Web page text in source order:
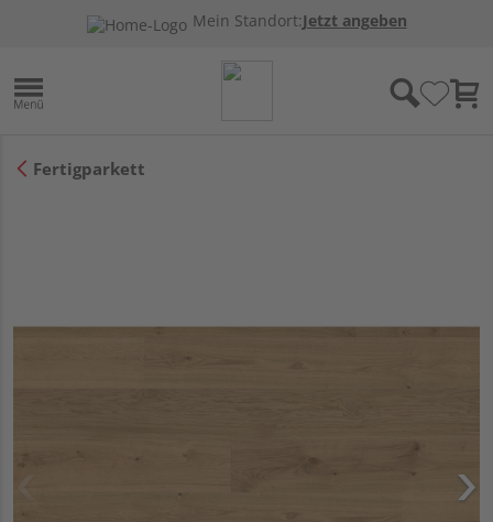
Mein Standort:Jetzt angeben
Fertigparkett